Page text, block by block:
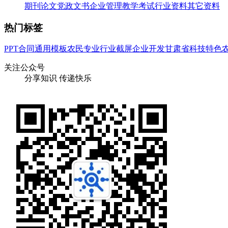
期刊论文党政文书企业管理教学考试行业资料其它资料
热门标签
PPT合同通用模板农民专业行业截屏企业开发甘肃省科技特色
关注公众号
分享知识 传递快乐